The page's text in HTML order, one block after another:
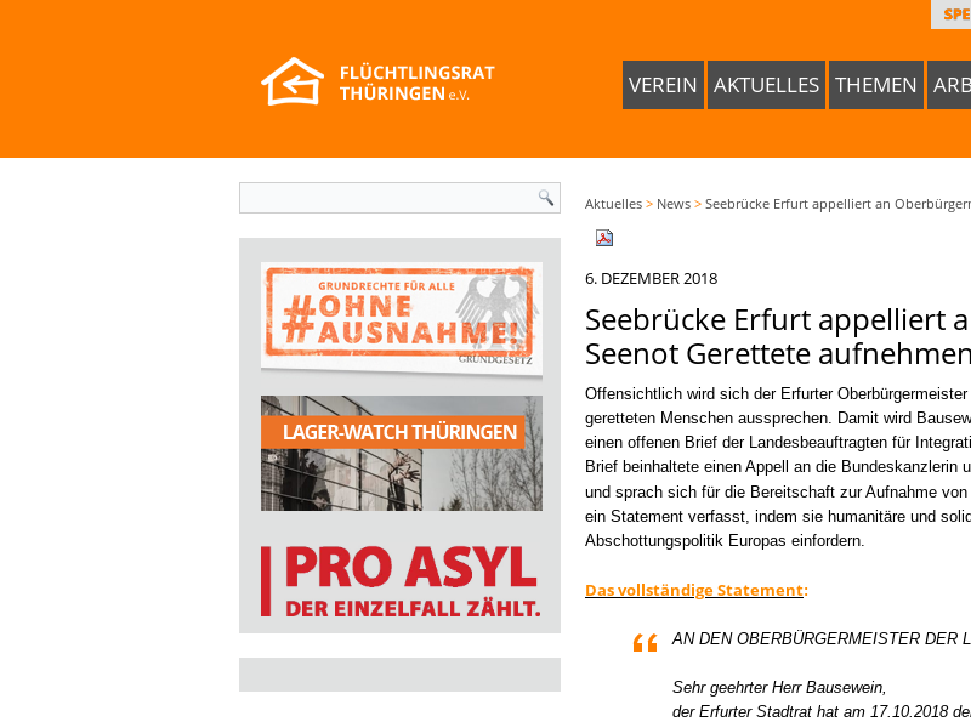
VEREIN AKTUELLES THEMEN
Suchformular Aktuelles > News > Seebrücke Erfurt appelliert an
6. DEZEMBER 2018
Seebrücke Erfurt appelliert
Seenot Gerettete
Offensichtlich wird sich der Erfurter
geretteten Menschen aussprechen. Damit wird
einen offenen Brief der Landesbeauftragten für
Brief beinhaltete einen Appell an die
und sprach sich für die Bereitschaft zur Aufnahme
ein Statement verfasst, indem sie humanitäre und
Abschottungspolitik Europas einfordern.
Das vollständige Statement:
AN DEN OBERBÜRGERMEISTER DER
Sehr geehrter Herr Bausewein,
der Erfurter Stadtrat hat am 17.10.2018